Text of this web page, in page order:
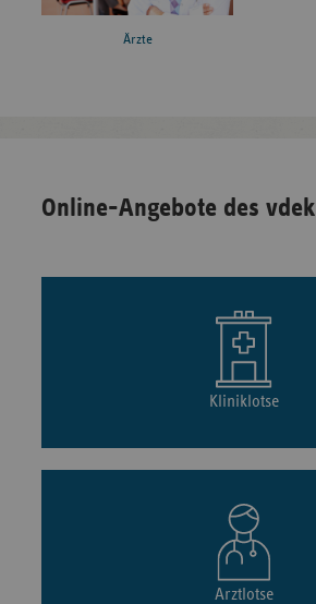
Ärzte
Online-Angebote des vdek
Kliniklotse
Arztlotse